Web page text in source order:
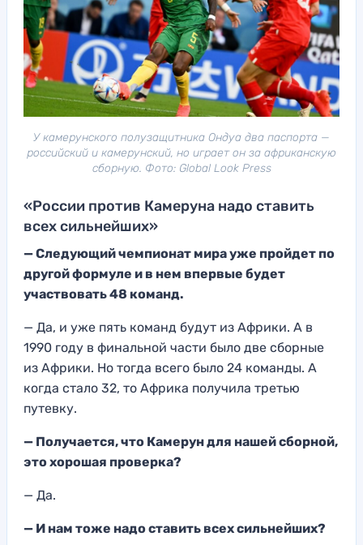
У камерунского полузащитника Ондуа два паспорта —
российский и камерунский, но играет он за африканскую
сборную. Фото: Global Look Press
«России против Камеруна надо ставить
всех сильнейших»
— Следующий чемпионат мира уже пройдет по
другой формуле и в нем впервые будет
участвовать 48 команд.
— Да, и уже пять команд будут из Африки. А в
1990 году в финальной части было две сборные
из Африки. Но тогда всего было 24 команды. А
когда стало 32, то Африка получила третью
путевку.
— Получается, что Камерун для нашей сборной,
это хорошая проверка?
— Да.
— И нам тоже надо ставить всех сильнейших?